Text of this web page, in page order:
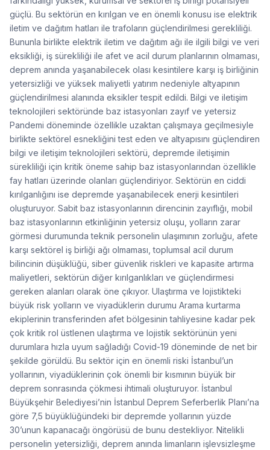
güçlü. Bu sektörün en kırılgan ve en önemli konusu ise elektrik
iletim ve dağıtım hatları ile trafoların güçlendirilmesi gerekliliği.
Bununla birlikte elektrik iletim ve dağıtım ağı ile ilgili bilgi ve veri
eksikliği, iş sürekliliği ile afet ve acil durum planlarının olmaması,
deprem anında yaşanabilecek olası kesintilere karşı iş birliğinin
yetersizliği ve yüksek maliyetli yatırım nedeniyle altyapının
güçlendirilmesi alanında eksikler tespit edildi. Bilgi ve iletişim
teknolojileri sektöründe baz istasyonları zayıf ve yetersiz
Pandemi döneminde özellikle uzaktan çalışmaya geçilmesiyle
birlikte sektörel esnekliğini test eden ve altyapısını güçlendiren
bilgi ve iletişim teknolojileri sektörü, depremde iletişimin
sürekliliği için kritik öneme sahip baz istasyonlarından özellikle
fay hatları üzerinde olanları güçlendiriyor. Sektörün en ciddi
kırılganlığını ise depremde yaşanabilecek enerji kesintileri
oluşturuyor. Sabit baz istasyonlarının direncinin zayıflığı, mobil
baz istasyonlarının etkinliğinin yetersiz oluşu, yolların zarar
görmesi durumunda teknik personelin ulaşımının zorluğu, afete
karşı sektörel iş birliği ağı olmaması, toplumsal acil durum
bilincinin düşüklüğü, siber güvenlik riskleri ve kapasite artırma
maliyetleri, sektörün diğer kırılganlıkları ve güçlendirmesi
gereken alanları olarak öne çıkıyor. Ulaştırma ve lojistikteki
büyük risk yolların ve viyadüklerin durumu Arama kurtarma
ekiplerinin transferinden afet bölgesinin tahliyesine kadar pek
çok kritik rol üstlenen ulaştırma ve lojistik sektörünün yeni
durumlara hızla uyum sağladığı Covid-19 döneminde de net bir
şekilde görüldü. Bu sektör için en önemli riski İstanbul’un
yollarının, viyadüklerinin çok önemli bir kısmının büyük bir
deprem sonrasında çökmesi ihtimali oluşturuyor. İstanbul
Büyükşehir Belediyesi’nin İstanbul Deprem Seferberlik Planı’na
göre 7,5 büyüklüğündeki bir depremde yollarının yüzde
30’unun kapanacağı öngörüsü de bunu destekliyor. Nitelikli
personelin yetersizliği, deprem anında limanların işlevsizleşme